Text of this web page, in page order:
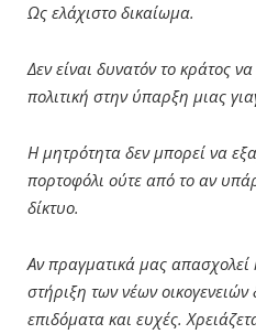
Ως ελάχιστο δικαίωμα.
Δεν είναι δυνατόν το κράτος
πολιτική στην ύπαρξη μιας
Η μητρότητα δεν μπορεί να
πορτοφόλι ούτε από το αν
δίκτυο.
Αν πραγματικά μας απασχολεί
στήριξη των νέων οικογενειών
επιδόματα και ευχές.